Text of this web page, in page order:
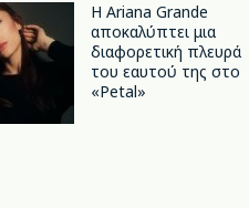
Η Ariana Grande
αποκαλύπτει μια
διαφορετική πλευρά
του εαυτού της στο
«Petal»